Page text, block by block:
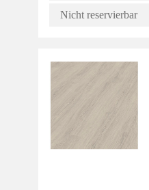
Nicht reservierbar